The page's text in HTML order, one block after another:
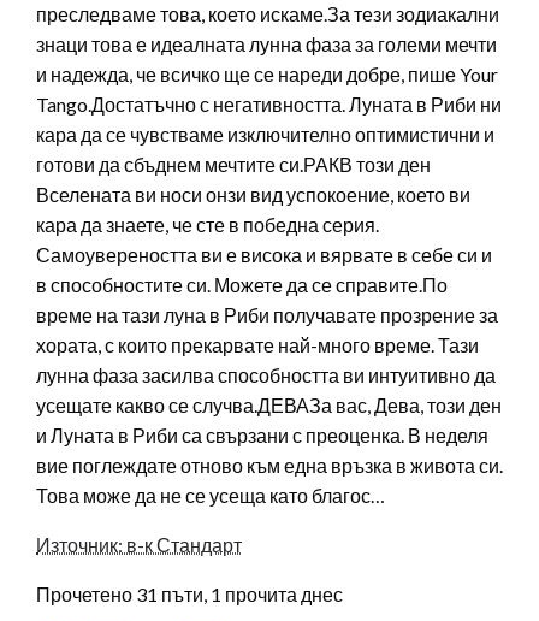
преследваме това, което искаме.За тези зодиакални
знаци това е идеалната лунна фаза за големи мечти
и надежда, че всичко ще се нареди добре, пише Your
Tango.Достатъчно с негативността. Луната в Риби ни
кара да се чувстваме изключително оптимистични и
готови да сбъднем мечтите си.РАКВ този ден
Вселената ви носи онзи вид успокоение, което ви
кара да знаете, че сте в победна серия.
Самоувереността ви е висока и вярвате в себе си и
в способностите си. Можете да се справите.По
време на тази луна в Риби получавате прозрение за
хората, с които прекарвате най-много време. Тази
лунна фаза засилва способността ви интуитивно да
усещате какво се случва.ДЕВАЗа вас, Дева, този ден
и Луната в Риби са свързани с преоценка. В неделя
вие поглеждате отново към една връзка в живота си.
Това може да не се усеща като благос…
Източник: в-к Стандарт
Прочетено 31 пъти, 1 прочита днес